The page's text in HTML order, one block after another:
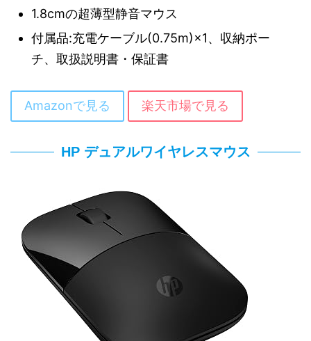
1.8cmの超薄型静音マウス
付属品:充電ケーブル(0.75m)×1、収納ポー
チ、取扱説明書・保証書
Amazonで見る 楽天市場で見る
HP デュアルワイヤレスマウス